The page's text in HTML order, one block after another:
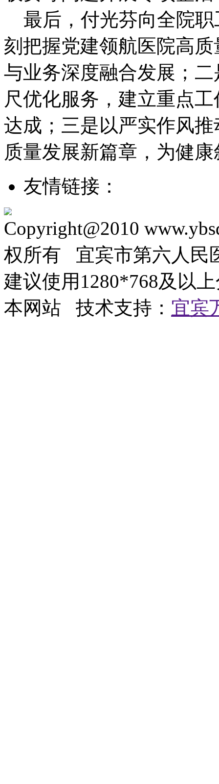
最后，付光芬向全院职
刻把握党建领航医院高
与业务深度融合发展；
尺优化服务，建立重点
达成；三是以严实作风
质量发展新篇章，为健
友情链接：
Copyright@2010
权所有 宜宾市第六人
建议使用1280*768及以
本网站 技术支持： 宜宾